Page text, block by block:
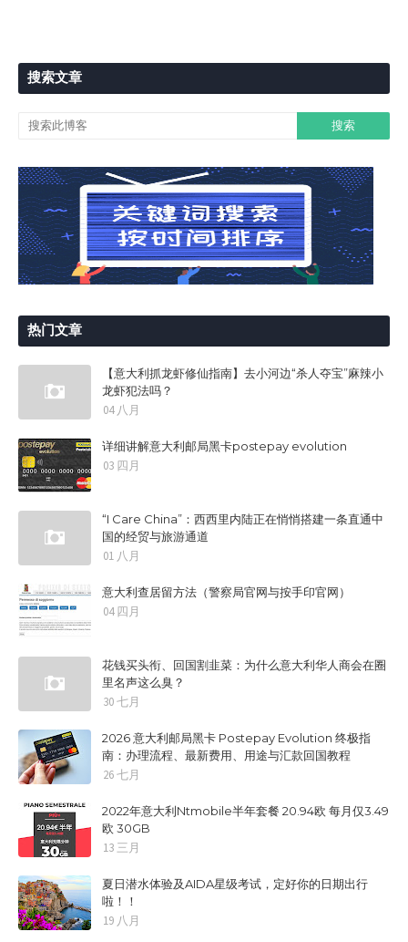
搜索文章
热门文章
【意大利抓龙虾修仙指南】去小河边“杀人夺宝”麻辣小
龙虾犯法吗？
04 八月
详细讲解意大利邮局黑卡postepay evolution
03 四月
“I Care China”：西西里内陆正在悄悄搭建一条直通中
国的经贸与旅游通道
01 八月
意大利查居留方法（警察局官网与按手印官网）
04 四月
花钱买头衔、回国割韭菜：为什么意大利华人商会在圈
里名声这么臭？
30 七月
2026 意大利邮局黑卡 Postepay Evolution 终极指
南：办理流程、最新费用、用途与汇款回国教程
26 七月
2022年意大利Ntmobile半年套餐 20.94欧 每月仅3.49
欧 30GB
13 三月
夏日潜水体验及AIDA星级考试，定好你的日期出行
啦！！
19 八月